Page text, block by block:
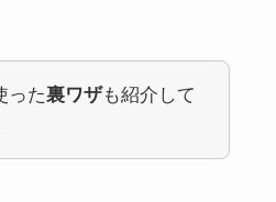
った裏ワザも紹介して